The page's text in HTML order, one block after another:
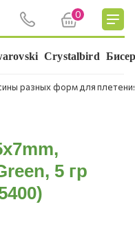
0
Crystalbird
разных форм для
5 гр